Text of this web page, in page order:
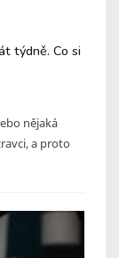
týdně. Co si
nějaká
a proto